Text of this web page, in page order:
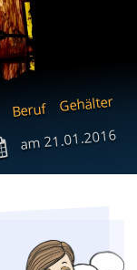
Beruf Gehälter
am21.01.2016